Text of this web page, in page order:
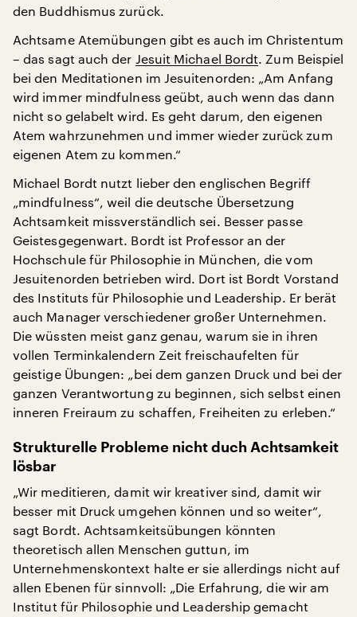
den Buddhismus zurück.
Achtsame Atemübungen gibt es auch im Christentum
– das sagt auch der Jesuit Michael Bordt. Zum Beispiel
bei den Meditationen im Jesuitenorden: „Am Anfang
wird immer mindfulness geübt, auch wenn das dann
nicht so gelabelt wird. Es geht darum, den eigenen
Atem wahrzunehmen und immer wieder zurück zum
eigenen Atem zu kommen.“
Michael Bordt nutzt lieber den englischen Begriff
„mindfulness“, weil die deutsche Übersetzung
Achtsamkeit missverständlich sei. Besser passe
Geistesgegenwart. Bordt ist Professor an der
Hochschule für Philosophie in München, die vom
Jesuitenorden betrieben wird. Dort ist Bordt Vorstand
des Instituts für Philosophie und Leadership. Er berät
auch Manager verschiedener großer Unternehmen.
Die wüssten meist ganz genau, warum sie in ihren
vollen Terminkalendern Zeit freischaufelten für
geistige Übungen: „bei dem ganzen Druck und bei der
ganzen Verantwortung zu beginnen, sich selbst einen
inneren Freiraum zu schaffen, Freiheiten zu erleben.“
Strukturelle Probleme nicht duch Achtsamkeit
lösbar
„Wir meditieren, damit wir kreativer sind, damit wir
besser mit Druck umgehen können und so weiter“,
sagt Bordt. Achtsamkeitsübungen könnten
theoretisch allen Menschen guttun, im
Unternehmenskontext halte er sie allerdings nicht auf
allen Ebenen für sinnvoll: „Die Erfahrung, die wir am
Institut für Philosophie und Leadership gemacht